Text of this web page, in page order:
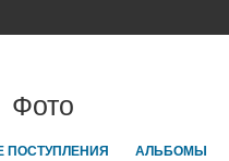
Фото
ПОСТУПЛЕНИЯ АЛЬБОМЫ